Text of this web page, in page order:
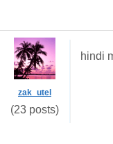
zak_utel
(23 posts)
hindi